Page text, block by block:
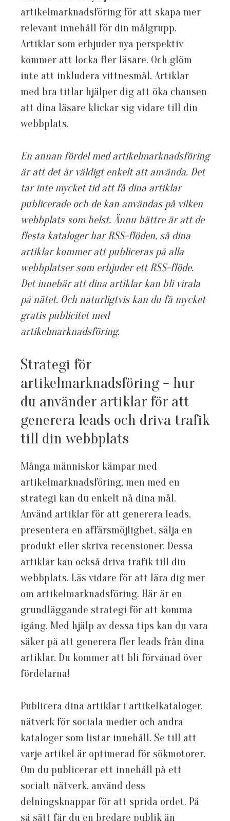
artikelmarknadsföring för att skapa mer
relevant innehåll för din målgrupp.
Artiklar som erbjuder nya perspektiv
kommer att locka fler läsare. Och glöm
inte att inkludera vittnesmål. Artiklar
med bra titlar hjälper dig att öka chansen
att dina läsare klickar sig vidare till din
webbplats.
En annan fördel med artikelmarknadsföring
är att det är väldigt enkelt att använda. Det
tar inte mycket tid att få dina artiklar
publicerade och de kan användas på vilken
webbplats som helst. Ännu bättre är att de
flesta kataloger har RSS-flöden, så dina
artiklar kommer att publiceras på alla
webbplatser som erbjuder ett RSS-flöde.
Det innebär att dina artiklar kan bli virala
på nätet. Och naturligtvis kan du få mycket
gratis publicitet med
artikelmarknadsföring.
Strategi för
artikelmarknadsföring – hur
du använder artiklar för att
generera leads och driva trafik
till din webbplats
Många människor kämpar med
artikelmarknadsföring, men med en
strategi kan du enkelt nå dina mål.
Använd artiklar för att generera leads,
presentera en affärsmöjlighet, sälja en
produkt eller skriva recensioner. Dessa
artiklar kan också driva trafik till din
webbplats. Läs vidare för att lära dig mer
om artikelmarknadsföring. Här är en
grundläggande strategi för att komma
igång. Med hjälp av dessa tips kan du vara
säker på att generera fler leads från dina
artiklar. Du kommer att bli förvånad över
fördelarna!
Publicera dina artiklar i artikelkataloger,
nätverk för sociala medier och andra
kataloger som listar innehåll. Se till att
varje artikel är optimerad för sökmotorer.
Om du publicerar ett innehåll på ett
socialt nätverk, använd dess
delningsknappar för att sprida ordet. På
så sätt får du en bredare publik än